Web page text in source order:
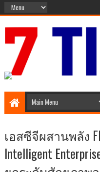
เอสซีจีผสานพลัง
Intelligent